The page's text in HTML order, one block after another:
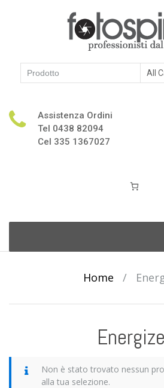
Assistenza Ordini
Tel 0438 82094
Cel 335 1367027
content
Home /
Non è stato trovato nessun
alla tua selezione.